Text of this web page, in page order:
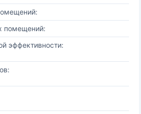
помещений:
эффективности: